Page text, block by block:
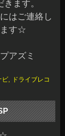
ます。
はご連絡し
ます☆
アズミ
ビ, ドライブレコ